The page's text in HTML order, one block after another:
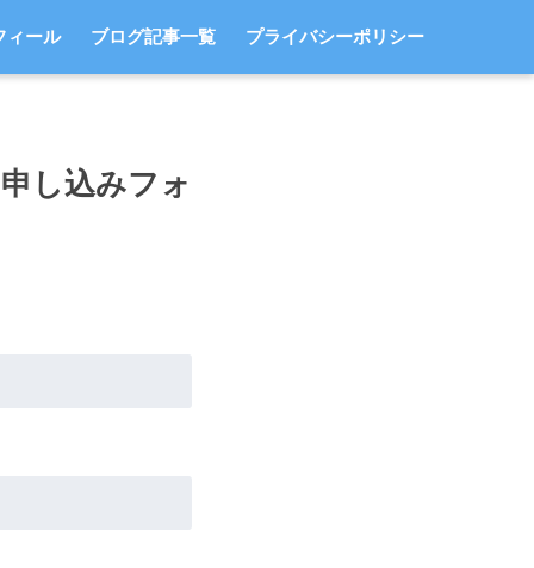
ィール ブログ記事一覧 プライバシーポリシー
し込みフォ